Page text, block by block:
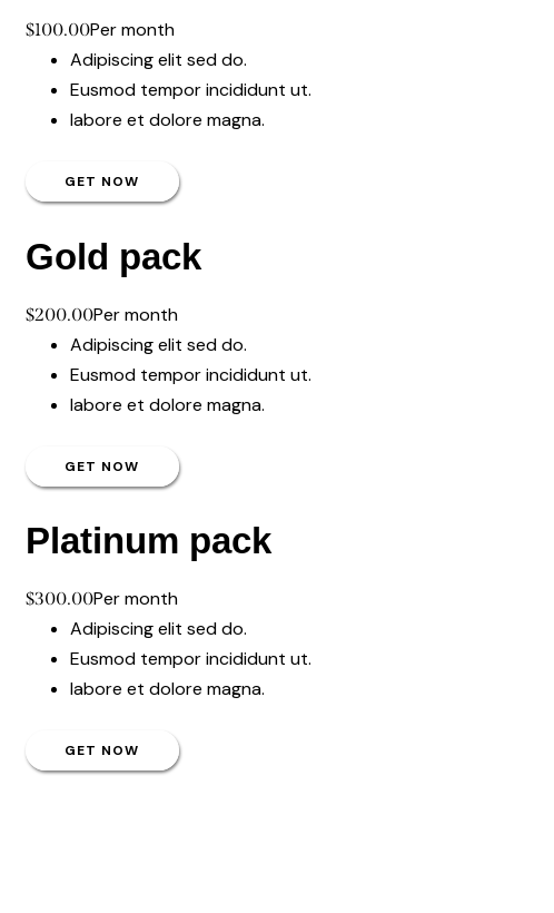
$100.00Per month
Adipiscing elit sed do.
Eusmod tempor incididunt ut.
labore et dolore magna.
GET NOW
Gold pack
$200.00Per month
Adipiscing elit sed do.
Eusmod tempor incididunt ut.
labore et dolore magna.
GET NOW
Platinum pack
$300.00Per month
Adipiscing elit sed do.
Eusmod tempor incididunt ut.
labore et dolore magna.
GET NOW